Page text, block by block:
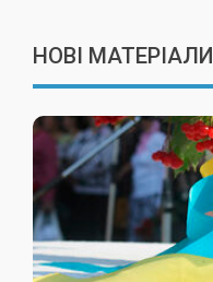
НОВІ МАТЕРІАЛИ